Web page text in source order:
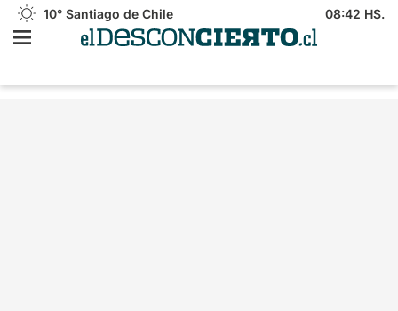
10° Santiago de Chile 08:42 HS.